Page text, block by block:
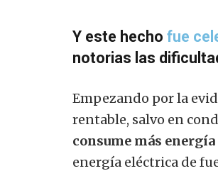
Y este hecho fue
notorias las
Empezando por la
rentable, salvo en
consume más energía
energía eléctrica de